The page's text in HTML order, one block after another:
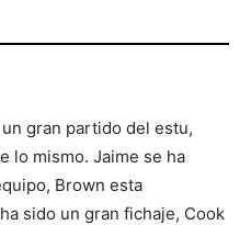
gran partido del estu,
lo mismo. Jaime se ha
Brown esta
sido un gran fichaje, Cook